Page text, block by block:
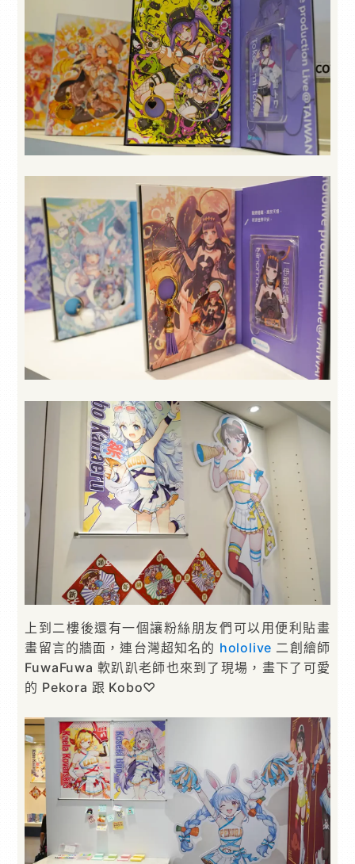
上到二樓後還有一個讓粉絲朋友們可以用便利貼畫
畫留言的牆面，連台灣超知名的 hololive 二創繪師
FuwaFuwa 軟趴趴老師也來到了現場，畫下了可愛
的 Pekora 跟 Kobo♡